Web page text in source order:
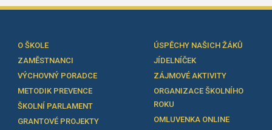
O ŠKOLE
ZAMĚSTNANCI
VÝCHOVNÝ PORADCE
METODIK PREVENCE
ŠKOLNÍ PARLAMENT
GRANTOVÉ PROJEKTY
ÚSPĚCHY NAŠICH ŽÁKŮ
JÍDELNÍČEK
ZÁJMOVÉ AKTIVITY
ORGANIZACE ŠKOLNÍHO
ROKU
OMLUVENKA ONLINE